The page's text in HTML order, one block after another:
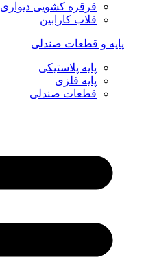
قرقره کشویی دیواری
قلاب کارابین
پایه و قطعات صندلی
پایه پلاستیکی
پایه فلزی
قطعات صندلی